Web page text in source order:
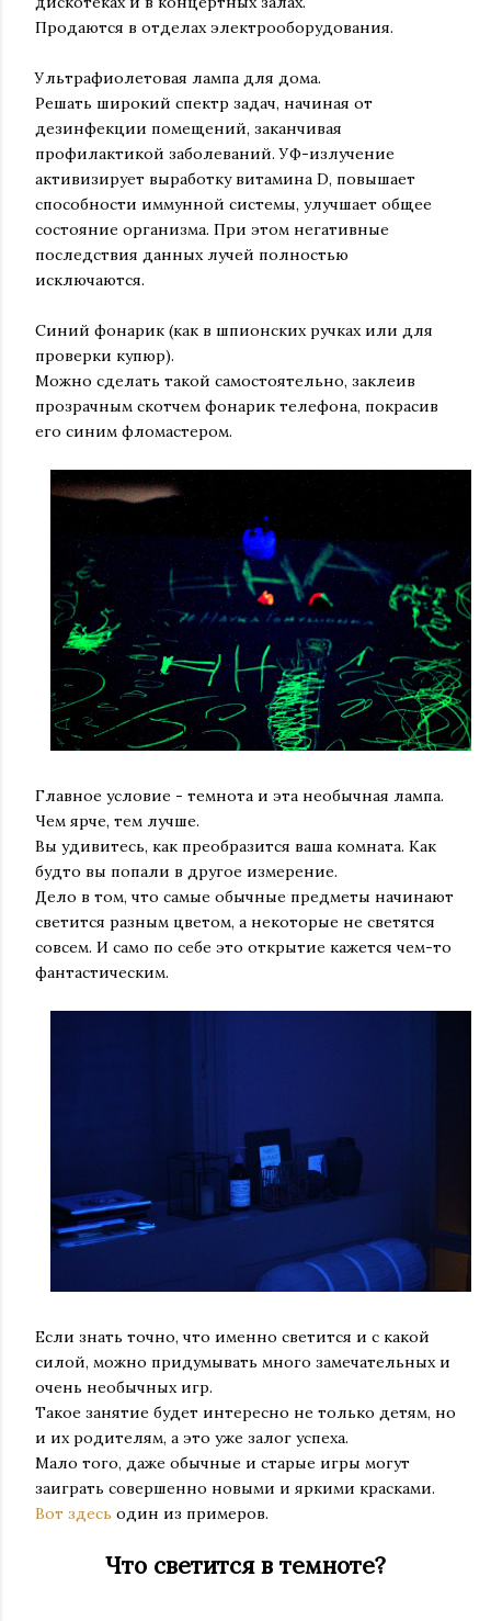
Продаются в отделах электрооборудования.
Ультрафиолетовая лампа для дома.
Решать широкий спектр задач, начиная от
дезинфекции помещений, заканчивая
профилактикой заболеваний. УФ-излучение
активизирует выработку витамина D, повышает
способности иммунной системы, улучшает общее
состояние организма. При этом негативные
последствия данных лучей полностью
исключаются.
Синий фонарик (как в шпионских ручках или для
проверки купюр).
Можно сделать такой самостоятельно, заклеив
прозрачным скотчем фонарик телефона, покрасив
его синим фломастером.
Главное условие - темнота и эта необычная лампа.
Чем ярче, тем лучше.
Вы удивитесь, как преобразится ваша комната. Как
будто вы попали в другое измерение.
Дело в том, что самые обычные предметы начинают
светится разным цветом, а некоторые не светятся
совсем. И само по себе это открытие кажется чем-то
фантастическим.
Если знать точно, что именно светится и с какой
силой, можно придумывать много замечательных и
очень необычных игр.
Такое занятие будет интересно не только детям, но
и их родителям, а это уже залог успеха.
Мало того, даже обычные и старые игры могут
заиграть совершенно новыми и яркими красками.
Вот здесь один из примеров.
Что светится в темноте?